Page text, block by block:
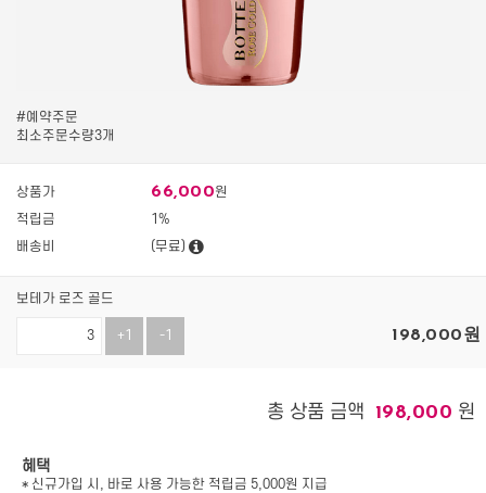
#예약주문
최소주문수량3개
상품가 66,000원
적립금
1%
배송비
(무료)
보테가 로즈 골드
+1 -1 198,000원
총 상품 금액 198,000 원
혜택
* 신규가입 시, 바로 사용 가능한 적립금 5,000원 지급